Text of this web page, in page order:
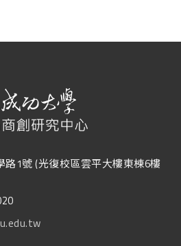
路1號 (光復校區雲平大樓東棟6樓